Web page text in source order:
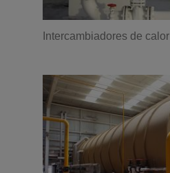
Intercambiadores de calor